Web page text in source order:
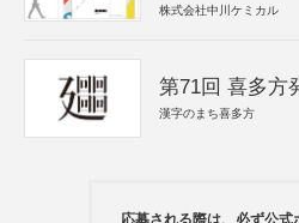
株式会社中川ケミカル
第71回 喜多方
漢字のまち喜多方
応募される際は、必ず公式